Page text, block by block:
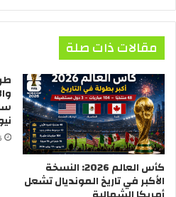
مقالات ذات صلة
كأس العالم 2026: النسخة
الأكبر في تاريخ المونديال تشعل
6